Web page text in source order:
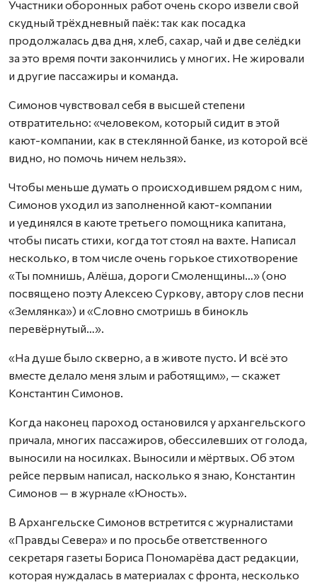
Участники оборонных работ очень скоро извели свой
скудный трёхдневный паёк: так как посадка
продолжалась два дня, хлеб, сахар, чай и две селёдки
за это время почти закончились у многих. Не жировали
и другие пассажиры и команда.
Симонов чувствовал себя в высшей степени
отвратительно: «человеком, который сидит в этой
кают-компании, как в стеклянной банке, из которой всё
видно, но помочь ничем нельзя».
Чтобы меньше думать о происходившем рядом с ним,
Симонов уходил из заполненной кают-компании
и уединялся в каюте третьего помощника капитана,
чтобы писать стихи, когда тот стоял на вахте. Написал
несколько, в том числе очень горькое стихотворение
«Ты помнишь, Алёша, дороги Смоленщины…» (оно
посвящено поэту Алексею Суркову, автору слов песни
«Землянка») и «Словно смотришь в бинокль
перевёрнутый…».
«На душе было скверно, а в животе пусто. И всё это
вместе делало меня злым и работящим», — скажет
Константин Симонов.
Когда наконец пароход остановился у архангельского
причала, многих пассажиров, обессилевших от голода,
выносили на носилках. Выносили и мёртвых. Об этом
рейсе первым написал, насколько я знаю, Константин
Симонов — в журнале «Юность».
В Архангельске Симонов встретится с журналистами
«Правды Севера» и по просьбе ответственного
секретаря газеты Бориса Пономарёва даст редакции,
которая нуждалась в материалах с фронта, несколько